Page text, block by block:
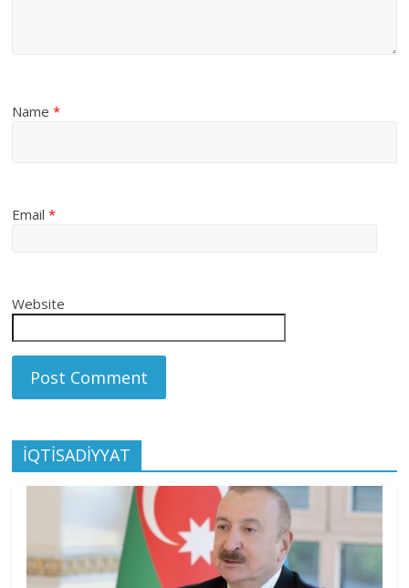
Name*
Email*
Website
İQTİSADİYYAT